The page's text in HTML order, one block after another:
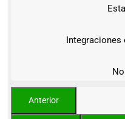
Integraciones